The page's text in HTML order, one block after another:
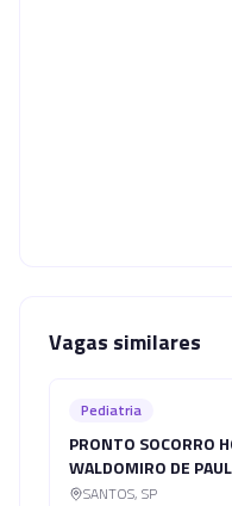
Vagas similares
Pediatria
PRONTO SOCORRO
WALDOMIRO DE
SANTOS, SP